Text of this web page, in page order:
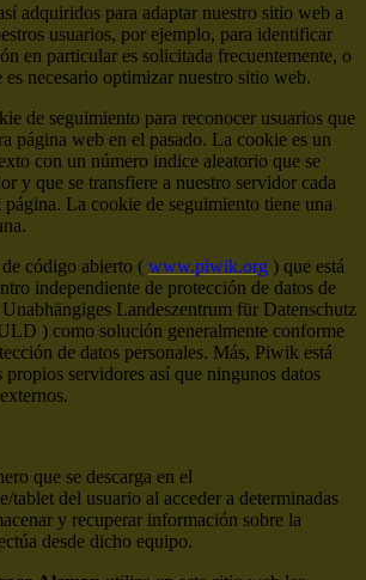
adquiridos para adaptar nuestro sitio web a
usuarios, por ejemplo, para identificar
en particular es solicitada frecuentemente, o
es necesario optimizar nuestro sitio web.
de seguimiento para reconocer usuarios que
página web en el pasado. La cookie es un
con un número indice aleatorio que se
y que se transfiere a nuestro servidor cada
La cookie de seguimiento tiene una
código abierto ( www.piwik.org ) que está
independiente de protección de datos de
Landeszentrum für Datenschutz
) como solución generalmente conforme
de datos personales. Más, Piwik está
propios servidores así que ningunos datos
que se descarga en el
tablet del usuario al acceder a determinadas
y recuperar información sobre la
desde dicho equipo.